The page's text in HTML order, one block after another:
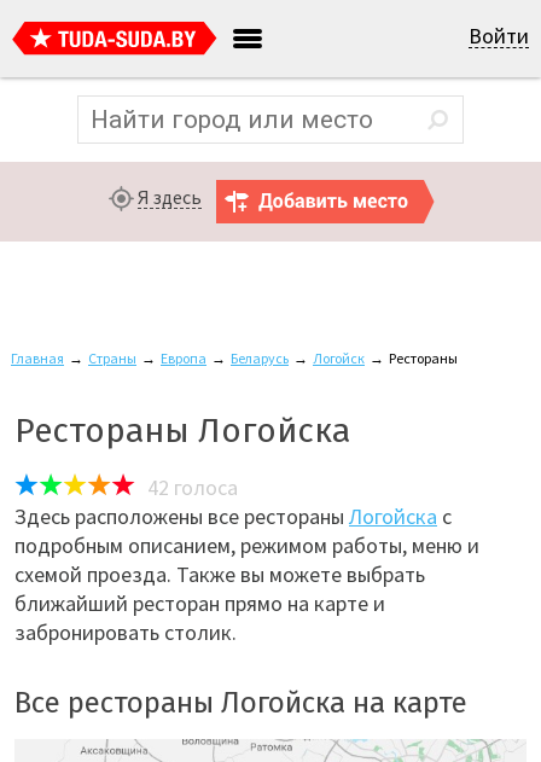
Войти
Я здесь
Главная → Страны → Европа → Беларусь → Логойск → Рестораны
Рестораны Логойска
42 голоса
Здесь расположены все рестораны Логойска с
подробным описанием, режимом работы, меню и
схемой проезда. Также вы можете выбрать
ближайший ресторан прямо на карте и
забронировать столик.
Все рестораны Логойска на карте